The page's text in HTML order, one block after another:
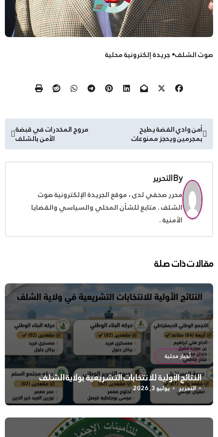
صوت الشلف• جريدة إلكترونية محلية
تصفّح
المقالات
أمن وادي الفضة يطيح
بمجرمين ويحجز ممنوعات
مروج المخدرات في قبضة
الأمن بالشلف
Byالتحرير
محرر صحفي لدى ، موقع الجريدة الإلكترونية صوت
الشلف . متابع للشأن المحلي والسياسي والقضايا
الأمنية .
مقالات ذات صلة
أخبار محلية
النتائج الأولية للانتخابات التشريعية بولاية الشلف
التحرير يوليو 3, 2026